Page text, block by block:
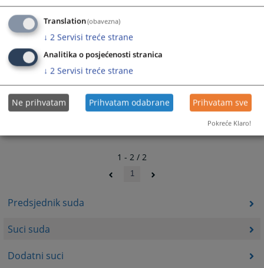
Predsjednik suda
Suci suda
Dodatni suci
1 - 2 / 2
1
Translation(obavezna)
↓ 2 Servisi treće strane
Analitika o posjećenosti stranica
↓ 2 Servisi treće strane
Ne prihvatam Prihvatam odabrane Prihvatam sve
Pokreće Klaro!